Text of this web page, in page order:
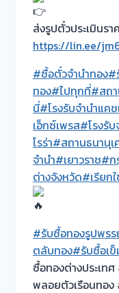
ส่งรูปตั๋วประเมินร
https://lin.ee/
#ซื้อตั๋วจำนำทอง#
ทอง#ไปทุกที่#สถ
นี่#โรงรับจำนำแค
เอ็กซ์เพรส#โรงรับ
โรร่า#สถานธนานุเ
จำนำ#เยาวราช#ก
ต่างจังหวัด#เรียก
#รับซื้อทองรูปพร
ตลับทอง#รับซื้อเ
ซื้อทองต่างประเ
พลอยตัวเรือนทอง